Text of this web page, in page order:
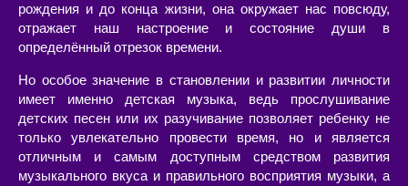
рождения и до конца жизни, она окружает нас повсюду,
отражает наш настроение и состояние души в
определённый отрезок времени.
Но особое значение в становлении и развитии личности
имеет именно детская музыка, ведь прослушивание
детских песен или их разучивание позволяет ребенку не
только увлекательно провести время, но и является
отличным и самым доступным средством развития
музыкального вкуса и правильного восприятия музыки, а